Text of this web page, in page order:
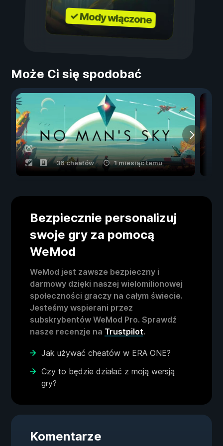
✓ Mody włączone
Może Ci się spodobać
36 cheatów 1 miesiąc temu
Bezpiecznie personalizuj
swoje gry za pomocą
WeMod
WeMod jest zawsze bezpieczny i
darmowy dzięki naszej wielomilionowej
społeczności graczy na całym świecie.
Jesteśmy wspierani przez
subskrybentów WeMod Pro. Sprawdź
nasze recenzje na Trustpilot.
Jak używać cheatów w ERA ONE?
Czy to będzie działać z moją wersją
gry?
Komentarze